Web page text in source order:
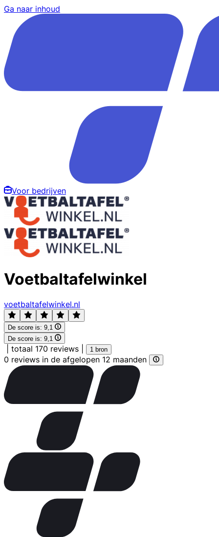
Ga naar inhoud
Voor bedrijven
Voetbaltafelwinkel
voetbaltafelwinkel.nl
De score is: 9,1
De score is: 9,1
totaal 170 reviews 1 bron
0 reviews in de afgelopen 12 maanden